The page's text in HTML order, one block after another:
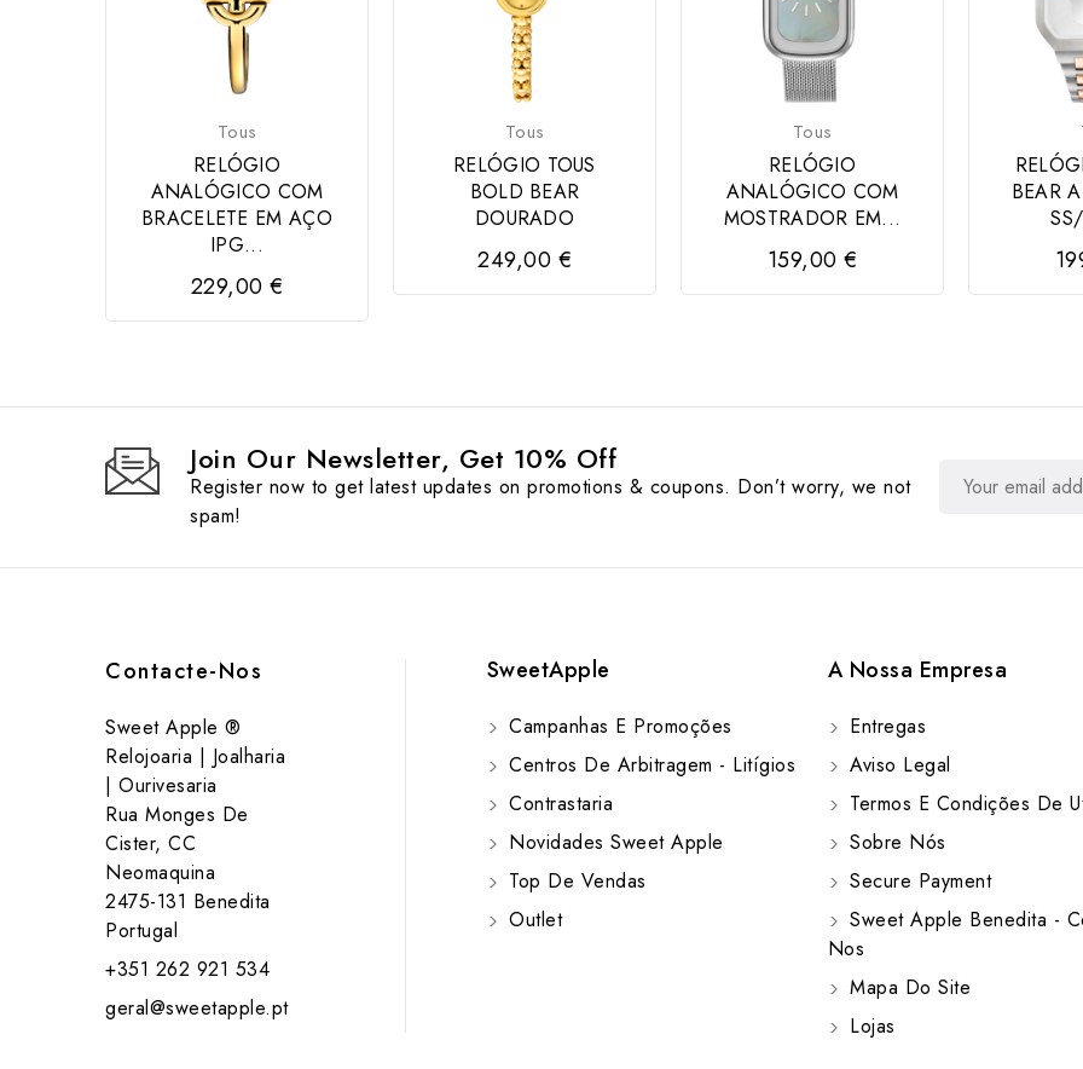
Tous
RELÓGIO
ANALÓGICO COM
BRACELETE EM AÇO
IPG...
229,00 €
Tous
RELÓGIO TOUS
BOLD BEAR
DOURADO
249,00 €
Tous
RELÓGIO
ANALÓGICO COM
MOSTRADOR EM...
159,00 €
BEAR
Join Our Newsletter, Get 10% Off
Register now to get latest updates on promotions & coupons. Don’t worry, we not
spam!
Contacte-Nos
Sweet Apple ®
Relojoaria | Joalharia
| Ourivesaria
Rua Monges De
Cister, CC
Neomaquina
2475-131 Benedita
Portugal
+351 262 921 534
geral@sweetapple.pt
SweetApple
Campanhas E Promoções
Centros De Arbitragem - Litígios
Contrastaria
Novidades Sweet Apple
Top De Vendas
Outlet
A Nossa Empresa
Entregas
Aviso Legal
Termos E Condições De
Sobre Nós
Secure Payment
Sweet Apple Benedita -
Nos
Mapa Do Site
Lojas